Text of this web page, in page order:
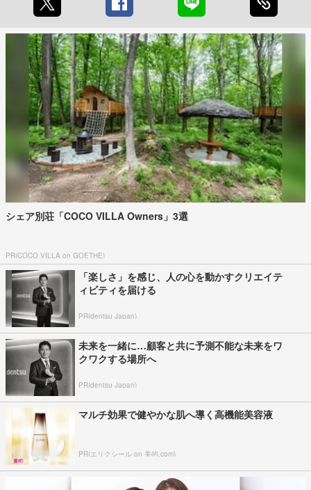
シェア別荘「COCO VILLA Owners」3選
PR(COCO VILLA on GOETHE)
「楽しさ」を感じ、人の心を動かすクリエイテ
ィビティを届ける
PR(dentsu Japan)
未来を一緒に…顧客と共に予測不能な未来をワ
クワクする場所へ
PR(dentsu Japan)
マルチ効果で健やかな肌へ導く高機能美容液
PR(エリクシール on 美的.com)